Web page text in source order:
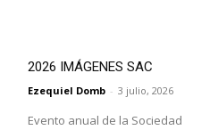
2026 IMÁGENES SAC
Ezequiel Domb - 3 julio, 2026
Evento anual de la Sociedad